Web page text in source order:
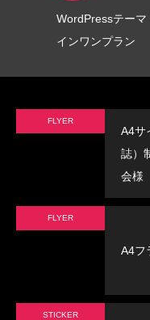
WordPressテー
インワンプラン
FLYER
A4サ
誌）
会様
FLYER
A4フ
STICKER